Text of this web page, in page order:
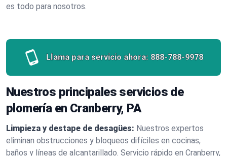
es todo para nosotros.
Llama para servicio ahora: 888-788-9978
Nuestros principales servicios de
plomería en Cranberry, PA
Limpieza y destape de desagües: Nuestros expertos
eliminan obstrucciones y bloqueos difíciles en cocinas,
baños y líneas de alcantarillado. Servicio rápido en Cranberry,